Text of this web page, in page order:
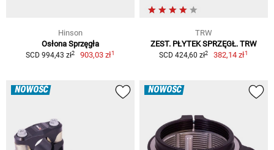
Hinson
Osłona Sprzęgła
SCD 994,43 zł2 903,03 zł1
TRW
ZEST. PŁYTEK SPRZĘGŁ. TRW
SCD 424,60 zł2 382,14 zł1
NOWOŚĆ NOWOŚĆ